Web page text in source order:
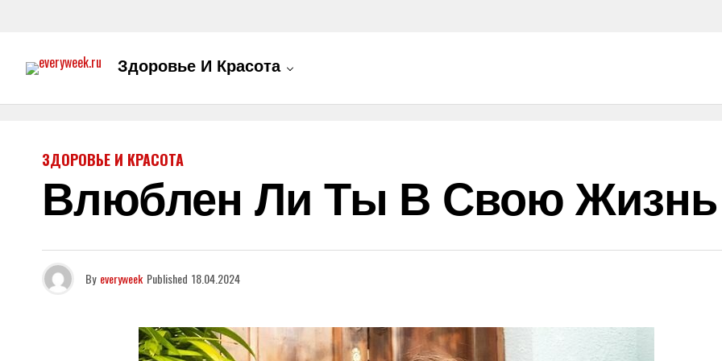
Здоровье И Красота
ЗДОРОВЬЕ И КРАСОТА
Влюблен Ли Ты В Свою Жизнь
By everyweek Published 18.04.2024